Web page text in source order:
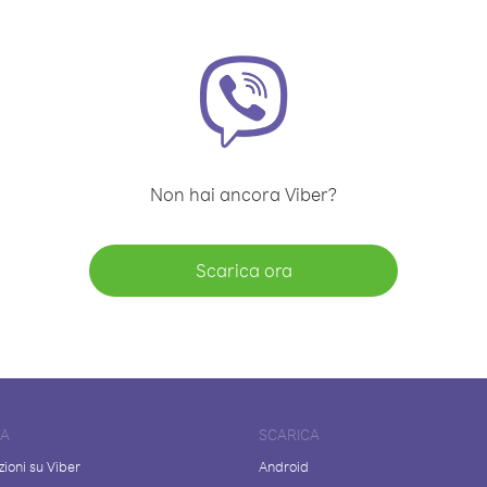
Non hai ancora Viber?
Scarica ora
su Viber
SCARICA
Android